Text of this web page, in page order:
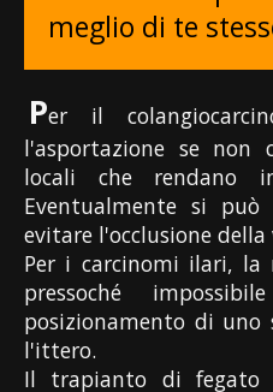
meglio di te
Per il
l'asportazione se non
locali che rendano
Eventualmente si
evitare l'occlusione
Per i carcinomi ilari, la
pressoché
posizionamento di
l'ittero.
Il trapianto di